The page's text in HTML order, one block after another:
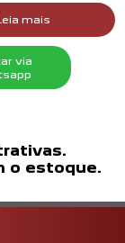
mais
via
o estoque.